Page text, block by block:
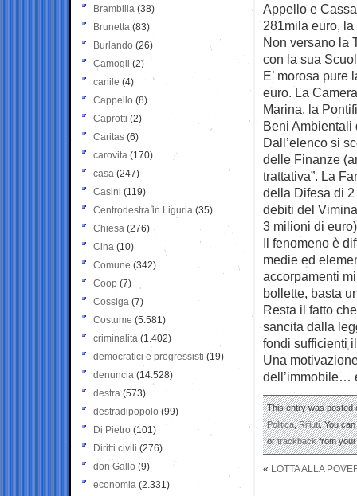
Appello e
281mila euro,
Non versano la
con la sua
E’ morosa
euro. La
Marina, la
Beni Ambientali
Dall’elenco si
delle Finanze
trattativa”. La
della Difesa di
debiti del
3 milioni di
Il fenomeno è
medie ed
accorpamenti
bollette, basta
Resta il fatto
sancita dalla
fondi sufficienti
Una
dell’immobile…
This entry was posted
Politica,Rifiuti. You
ortrackbackfrom your
« LOTTA ALLA
Brambilla (38)
Brunetta (83)
Burlando (26)
Camogli (2)
canile (4)
Cappello (8)
Caprotti (2)
Caritas (6)
carovita (170)
casa (247)
Casini (119)
Centrodestra in Liguria (35)
Chiesa (276)
Cina (10)
Comune (342)
Coop (7)
Cossiga (7)
Costume (5.581)
criminalità (1.402)
democratici e progressisti (19)
denuncia (14.528)
destra (573)
destradipopolo (99)
Di Pietro (101)
Diritti civili (276)
don Gallo (9)
economia (2.331)